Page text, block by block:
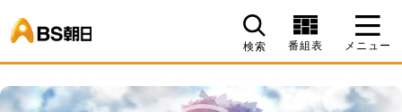
検索 番組表 メニュー